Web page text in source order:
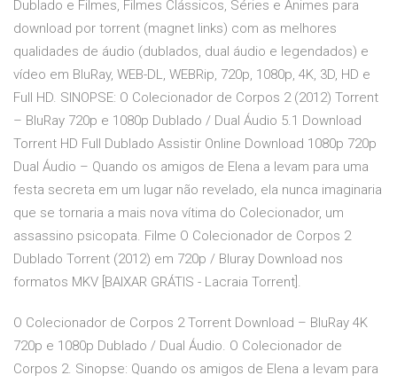
Dublado e Filmes, Filmes Clássicos, Séries e Animes para
download por torrent (magnet links) com as melhores
qualidades de áudio (dublados, dual áudio e legendados) e
vídeo em BluRay, WEB-DL, WEBRip, 720p, 1080p, 4K, 3D, HD e
Full HD. SINOPSE: O Colecionador de Corpos 2 (2012) Torrent
– BluRay 720p e 1080p Dublado / Dual Áudio 5.1 Download
Torrent HD Full Dublado Assistir Online Download 1080p 720p
Dual Áudio – Quando os amigos de Elena a levam para uma
festa secreta em um lugar não revelado, ela nunca imaginaria
que se tornaria a mais nova vítima do Colecionador, um
assassino psicopata. Filme O Colecionador de Corpos 2
Dublado Torrent (2012) em 720p / Bluray Download nos
formatos MKV [BAIXAR GRÁTIS - Lacraia Torrent].
O Colecionador de Corpos 2 Torrent Download – BluRay 4K
720p e 1080p Dublado / Dual Áudio. O Colecionador de
Corpos 2. Sinopse: Quando os amigos de Elena a levam para